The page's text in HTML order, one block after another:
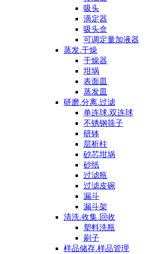
吸头
滴定器
吸头盒
可调定量加液器
蒸发.干燥
干燥器
坩埚
表面皿
蒸发皿
研磨.分离.过滤
单连球.双连球
不锈钢筛子
研钵
层析柱
砂芯坩埚
砂纸
过滤瓶
过滤皮碗
漏斗
漏斗架
清洗.收集.回收
塑料洗瓶
刷子
样品储存.样品管理